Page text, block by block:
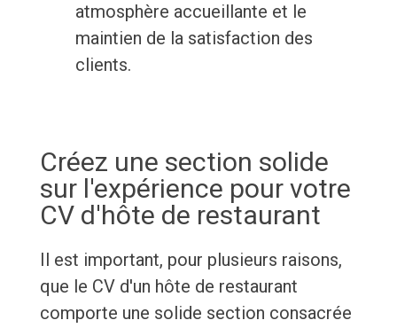
atmosphère accueillante et le
maintien de la satisfaction des
clients.
Créez une section solide
sur l'expérience pour votre
CV d'hôte de restaurant
Il est important, pour plusieurs raisons,
que le CV d'un hôte de restaurant
comporte une solide section consacrée